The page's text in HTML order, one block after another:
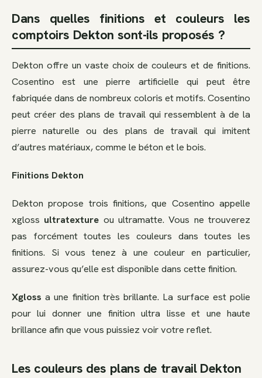
Dans quelles finitions et couleurs les
comptoirs Dekton sont-ils proposés ?
Dekton offre un vaste choix de couleurs et de finitions.
Cosentino est une pierre artificielle qui peut être
fabriquée dans de nombreux coloris et motifs. Cosentino
peut créer des plans de travail qui ressemblent à de la
pierre naturelle ou des plans de travail qui imitent
d’autres matériaux, comme le béton et le bois.
Finitions Dekton
Dekton propose trois finitions, que Cosentino appelle
xgloss ultratexture ou ultramatte. Vous ne trouverez
pas forcément toutes les couleurs dans toutes les
finitions. Si vous tenez à une couleur en particulier,
assurez-vous qu’elle est disponible dans cette finition.
Xgloss a une finition très brillante. La surface est polie
pour lui donner une finition ultra lisse et une haute
brillance afin que vous puissiez voir votre reflet.
Les couleurs des plans de travail Dekton